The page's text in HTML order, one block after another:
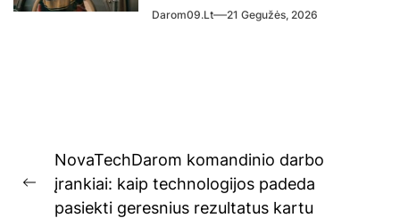
Darom09.lt 21 Gegužės, 2026
Navigacija
tarp
įrašų
Previous
NovaTechDarom komandinio darbo
įrankiai: kaip technologijos padeda
pasiekti geresnius rezultatus kartu